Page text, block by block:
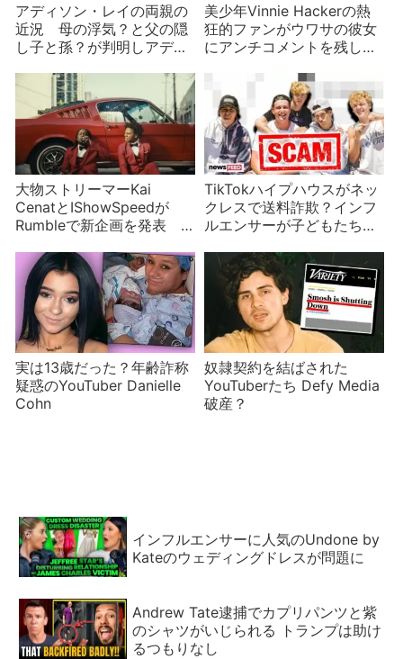
アディソン・レイの両親の
近況 母の浮気？と父の隠
し子と孫？が判明しアディ
美少年Vinnie Hackerの熱
狂的ファンがウワサの彼女
にアンチコメントを残しア
大物ストリーマーKai
CenatとIShowSpeedが
Rumbleで新企画を発表
があった？
TikTokハイプハウスがネッ
クレスで送料詐欺？インフ
ルエンサーが子どもたちを
実は13歳だった？年齢詐称
疑惑のYouTuber Danielle
Cohn
奴隷契約を結ばされた
YouTuberたち Defy Media
破産？
インフルエンサーに人気のUndone by
Kateのウェディングドレスが問題に
Andrew Tate逮捕でカプリパンツと紫
のシャツがいじられる トランプは助け
るつもりなし